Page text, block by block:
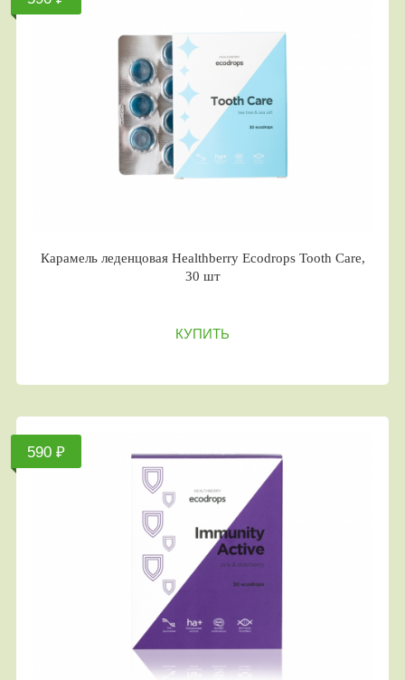
Карамель леденцовая Healthberry Ecodrops Tooth Care,
30 шт
КУПИТЬ
590 ₽